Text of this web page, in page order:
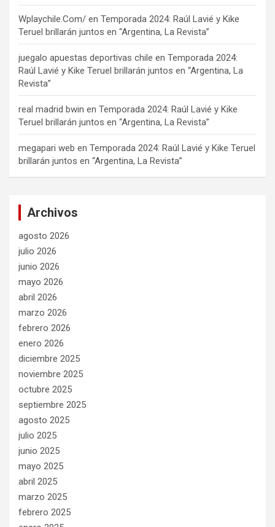
Wplaychile.Com/ en Temporada 2024: Raúl Lavié y Kike
Teruel brillarán juntos en “Argentina, La Revista”
juegalo apuestas deportivas chile en Temporada 2024:
Raúl Lavié y Kike Teruel brillarán juntos en “Argentina, La
Revista”
real madrid bwin en Temporada 2024: Raúl Lavié y Kike
Teruel brillarán juntos en “Argentina, La Revista”
megapari web en Temporada 2024: Raúl Lavié y Kike Teruel
brillarán juntos en “Argentina, La Revista”
Archivos
agosto 2026
julio 2026
junio 2026
mayo 2026
abril 2026
marzo 2026
febrero 2026
enero 2026
diciembre 2025
noviembre 2025
octubre 2025
septiembre 2025
agosto 2025
julio 2025
junio 2025
mayo 2025
abril 2025
marzo 2025
febrero 2025